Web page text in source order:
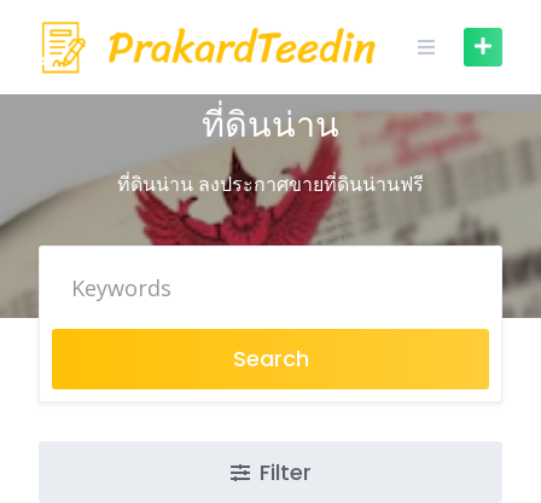
content
ที่ดินน่าน
ที่ดินน่าน ลงประกาศขายที่ดินน่านฟรี
Search
Filter